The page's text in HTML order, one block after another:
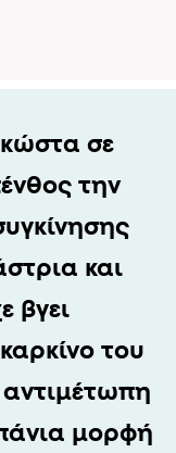
σε
την
και
βγει
του
μορφή